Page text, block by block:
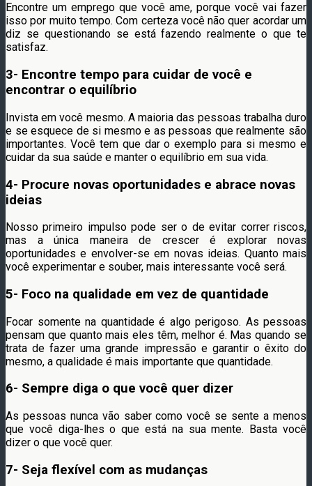
Encontre um emprego que você ame, porque você vai fazer
isso por muito tempo. Com certeza você não quer acordar um
diz se questionando se está fazendo realmente o que te
satisfaz.
3- Encontre tempo para cuidar de você e
encontrar o equilíbrio
Invista em você mesmo. A maioria das pessoas trabalha duro
e se esquece de si mesmo e as pessoas que realmente são
importantes. Você tem que dar o exemplo para si mesmo e
cuidar da sua saúde e manter o equilíbrio em sua vida.
4- Procure novas oportunidades e abrace novas
ideias
Nosso primeiro impulso pode ser o de evitar correr riscos,
mas a única maneira de crescer é explorar novas
oportunidades e envolver-se em novas ideias. Quanto mais
você experimentar e souber, mais interessante você será.
5- Foco na qualidade em vez de quantidade
Focar somente na quantidade é algo perigoso. As pessoas
pensam que quanto mais eles têm, melhor é. Mas quando se
trata de fazer uma grande impressão e garantir o êxito do
mesmo, a qualidade é mais importante que quantidade.
6- Sempre diga o que você quer dizer
As pessoas nunca vão saber como você se sente a menos
que você diga-lhes o que está na sua mente. Basta você
dizer o que você quer.
7- Seja flexível com as mudanças